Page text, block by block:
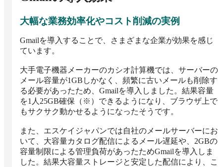
大幅な業務効率化やコスト削減の実例
Gmailを導入することで、さまざまな企業が効果を感じ
ています。
大手電子機器メーカーのカシオ計算機では、サーバーの
メール容量が1GBしかなく、頻繁に古いメールも削除す
る必要があったため、Gmailを導入しました。結果容量
を1人25GB確保（※）できるようになり、ブラウザ上で
もサクサク動かせるようになったそうです。
また、エスケイジャパンでは自社のメールサーバーにお
いて、大容量カタログ配信によるメール遅延や、2GBの
容量制限による管理負荷があったためGmailを導入しま
した。結果大容量ストレージと安定した配信により、こ